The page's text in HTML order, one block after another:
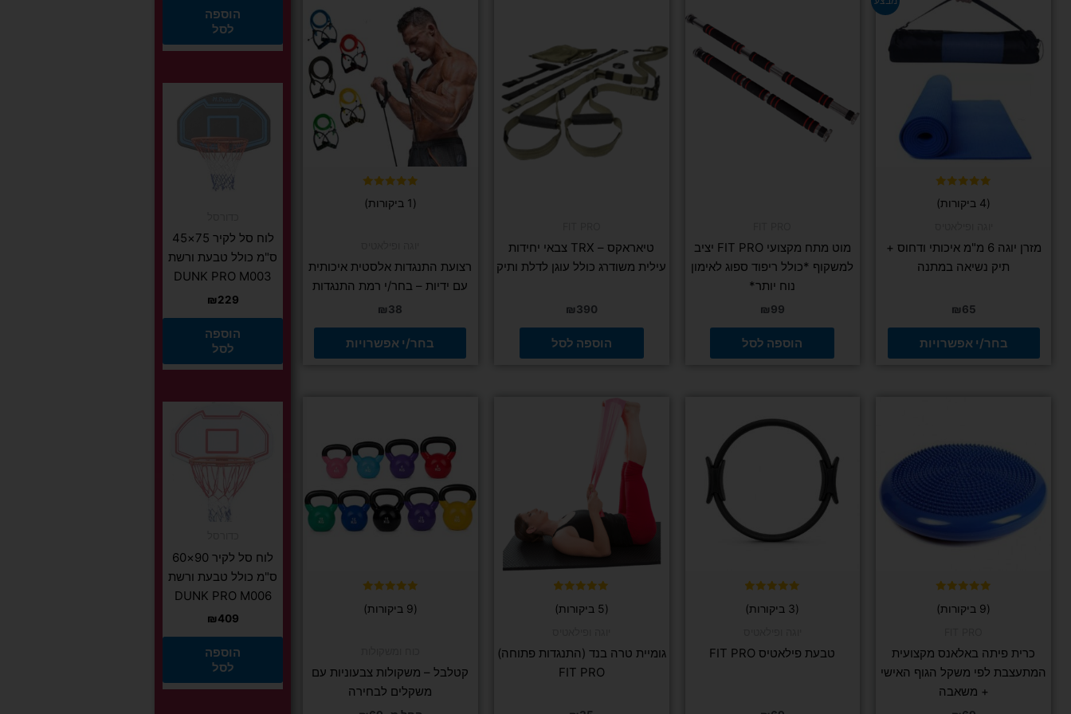
5.00
(4 ביקורות)
מזרן יוגה 6 מ"מ איכותי ודחוס +
תיק נשיאה במתנה
₪65
בחר/י אפשרויות
סוגים.
האפשרויות
מוט מתח מקצועי FIT PRO יציב
למשקוף *כולל ריפוד ספוג לאימון
נוח יותר*
₪99
הוספה לסל
טיאראקס – TRX צבאי יחידות
עילית משודרג כולל עוגן לדלת ותיק
₪390
הוספה לסל
5.00
(1 ביקורות)
רצועת התנגדות אלסטית איכותית
עם ידיות – בחר/י רמת התנגדות
₪38
בחר/י אפשרויות
מספר
סוגים.
ניתן
לבחור
את
האפשרויות
5.00
(9 ביקורות)
כרית פיתה באלאנס מקצועית
המתעצבת לפי משקל הגוף האישי
+ משאבה
יש
לבחור
את
5.00
(3 ביקורות)
טבעת פילאטיס FIT PRO
זה
את
5.00
(5 ביקורות)
גומיית טרה בנד (התנגדות פתוחה)
FIT PRO
לבחור
את
האפשרויות
5.00
(9 ביקורות)
קטלבל – משקולות צבעוניות עם
משקלים לבחירה
יש
מספר
סוגים.
ניתן
לבחור
הוספה
לסל
לוח סל לקיר 75×45
ס"מ כולל טבעת ורשת
DUNK PRO M003
₪229
הוספה
לסל
לוח סל לקיר 90×60
ס"מ כולל טבעת ורשת
DUNK PRO M006
₪409
הוספה
לסל